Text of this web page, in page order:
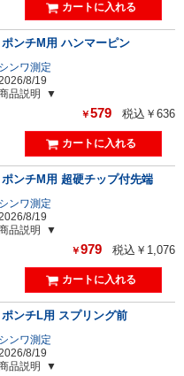
ポンチM用 ハンマーピン
シンワ測定
8/19
品説明
￥579 税込￥636
ポンチM用 超硬チップ付先端
シンワ測定
8/19
品説明
￥979 税込￥1,076
ポンチL用 スプリング前
シンワ測定
8/19
品説明